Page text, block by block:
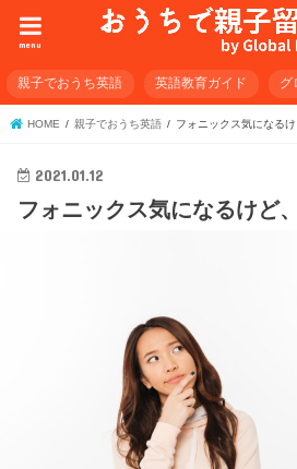
menu
親子でおうち英語 英語教育ガイド グ
HOME 親子でおうち英語 フォニックス気になる
2021.01.12
フォニックス気になるけど